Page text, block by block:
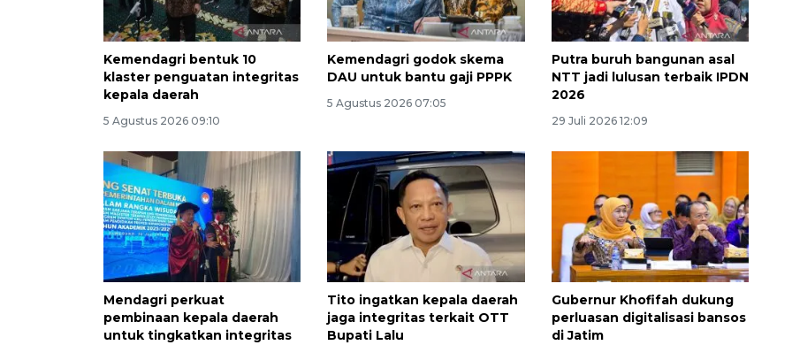
Kemendagri bentuk 10
klaster penguatan integritas
kepala daerah
5 Agustus 2026 09:10
Kemendagri godok skema
DAU untuk bantu gaji PPPK
5 Agustus 2026 07:05
Putra buruh bangunan asal
NTT jadi lulusan terbaik IPDN
2026
29 Juli 2026 12:09
Mendagri perkuat
pembinaan kepala daerah
untuk tingkatkan integritas
Tito ingatkan kepala daerah
jaga integritas terkait OTT
Bupati Lalu
Gubernur Khofifah dukung
perluasan digitalisasi bansos
di Jatim
Waspadai penyakit saat
2026-08-05 12:00:00